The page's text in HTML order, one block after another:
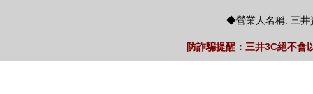
◆營業人名稱: 三井
防詐騙提醒：三井3C絕不會